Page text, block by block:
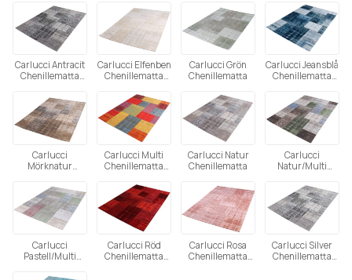
Tänk på att färgåtergivning av bilder kan variera mellan olika
datorer beroende på skärmens inställning.
Carlucci Antracit
Chenillematta
Carlucci Elfenben
Chenillematta
Carlucci Grön
Chenillematta
Carlucci Jeansblå
Chenillematta
Carlucci
Mörknatur
(Utgående)
Carlucci Multi
Chenillematta
Carlucci Natur
Chenillematta
Carlucci
Natur/Multi
(Utgående)
Carlucci
Pastell/Multi
Carlucci Röd
Chenillematta
Carlucci Rosa
Chenillematta
Carlucci Silver
Chenillematta